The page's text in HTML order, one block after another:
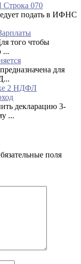
070
подать в ИФНС
того чтобы
...
для
2 НДФЛ
декларацию 3-
...
поля